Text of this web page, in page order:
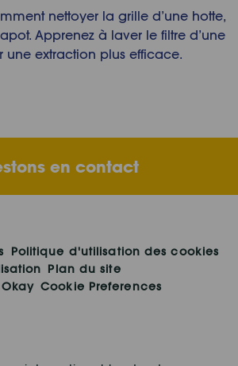
nettoyer la grille d’une hotte,
Apprenez à laver le filtre d’une
une extraction plus efficace.
en contact
Politique d'utilisation des cookies
Plan du site
Cookie Preferences